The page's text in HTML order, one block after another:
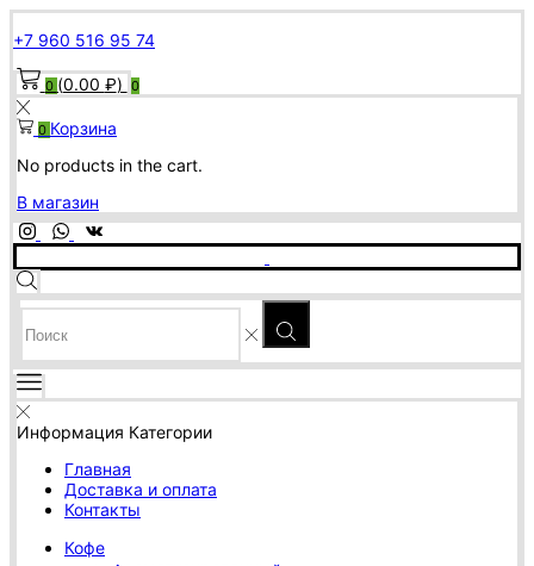
+7 960 516 95 74
0(0.00 ₽) 0
0 Корзина
No products in the cart.
В магазин
SEARCH
INPUT
Информация Категории
Главная
Доставка и оплата
Контакты
Кофе